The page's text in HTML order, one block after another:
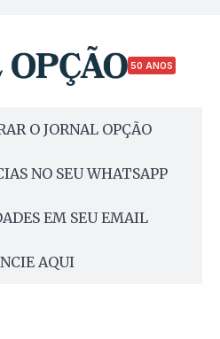
50 ANOS
O JORNAL OPÇÃO
NO SEU WHATSAPP
EM SEU EMAIL
AQUI